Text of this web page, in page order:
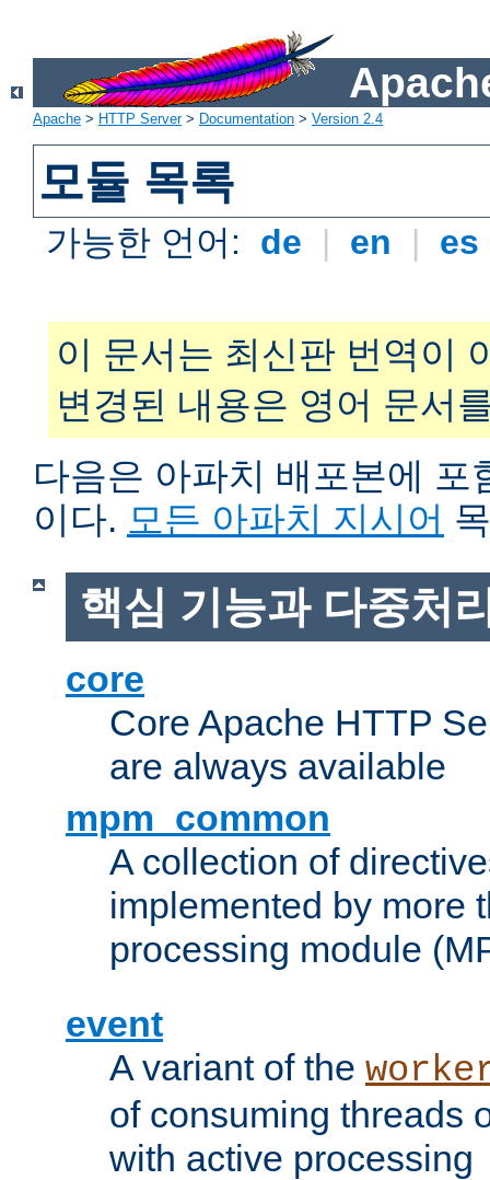
Apache > HTTP Server> Documentation > Version 2.4
모듈 목록
가능한 언어: de | en | es
이 문서는 최신판 번역이
변경된 내용은 영어 문서
다음은 아파치 배포본에 포
이다. 모든 아파치 지시어
핵심 기능과 다중처
core
Core Apache HTTP
are always available
mpm_common
A collection of
implemented by more
processing module
event
A variant of the
of consuming threads
with active processing